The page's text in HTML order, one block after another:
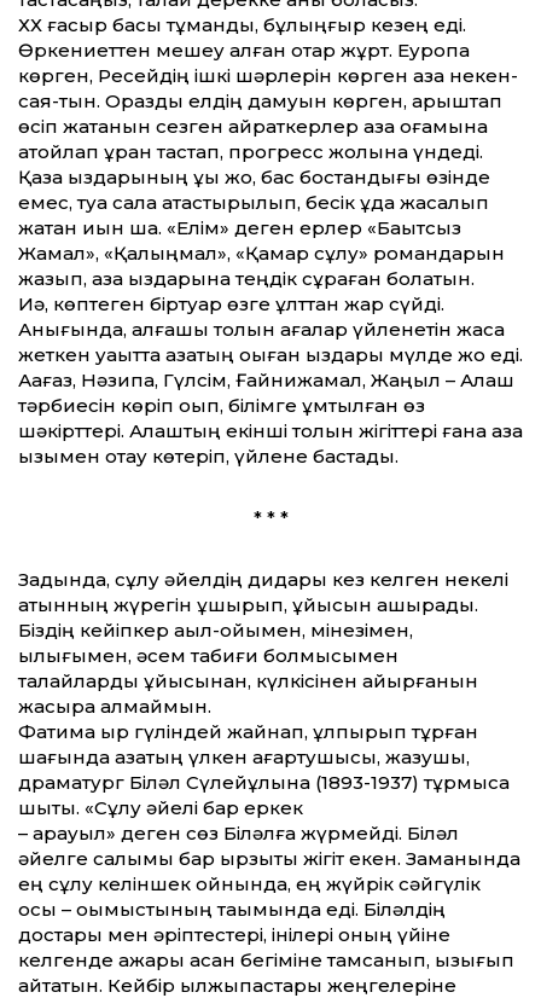
ХХ ғасыр басы тұманды, бұлыңғыр кезең еді.
Өркениеттен мешеу қалған отар жұрт. Еуропа
көрген, Ресейдің ішкі шәрлерін көрген қазақ некен-
саяқ-тын. Оразды елдің дамуын көрген, қарыштап
өсіп жатқанын сезген қайраткерлер қазақ қоғамына
атойлап ұран тастап, прогресс жолына үндеді.
Қазақ қыздарының құқы жоқ, бас бостандығы өзінде
емес, туа сала атастырылып, бесік құда жасалып
жатқан қиын шақ. «Елім» деген ерлер «Бақытсыз
Жамал», «Қалыңмал», «Қамар сұлу» романдарын
жазып, қазақ қыздарына теңдік сұраған болатын.
Иә, көптеген біртуар өзге ұлттан жар сүйді.
Анығында, алғашқы толқын ағалар үйленетін жасқа
жеткен уақытта қазақтың оқыған қыздары мүлде жоқ еді.
Аққағаз, Нәзипа, Гүлсім, Ғайнижамал, Жаңыл – Алаш
тәрбиесін көріп оқып, білімге ұмтылған өз
шәкірттері. Алаштың екінші толқын жігіттері ғана қазақ
қызымен отау көтеріп, үйлене бастады.
* * *
Задында, сұлу әйелдің дидары кез келген некелі
қатынның жүрегін ұшырып, ұйқысын қашырады.
Біздің кейіпкер ақыл-ойымен, мінезімен,
қылығымен, әсем табиғи болмысымен
талайларды ұйқысынан, күлкісінен айырғанын
жасыра алмаймын.
Фатима қыр гүліндей жайнап, құлпырып тұрған
шағында қазақтың үлкен ағартушысы, жазушы,
драматург Біләл Сүлейұлына (1893-1937) тұрмысқа
шықты. «Сұлу әйелі бар еркек
– қарауыл» деген сөз Біләлға жүрмейді. Біләл
әйелге салымы бар ырзықты жігіт екен. Заманында
ең сұлу келіншек қойнында, ең жүйрік сәйгүлік
осы – оқымыстының тақымында еді. Біләлдің
достары мен әріптестері, інілері оның үйіне
келгенде ажары асқан бегіміне тамсанып, қызығып
қайтатын. Кейбір қылжықпастары жеңгелеріне